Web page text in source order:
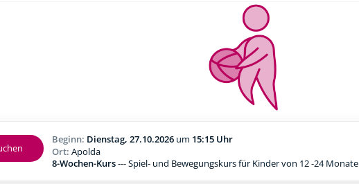
Beginn: Dienstag, 27.10.2026 um 15:15 Uhr
Ort: Apolda
8-Wochen-Kurs--- Spiel- und Bewegungskurs für Kinder von 12 -24 Monate